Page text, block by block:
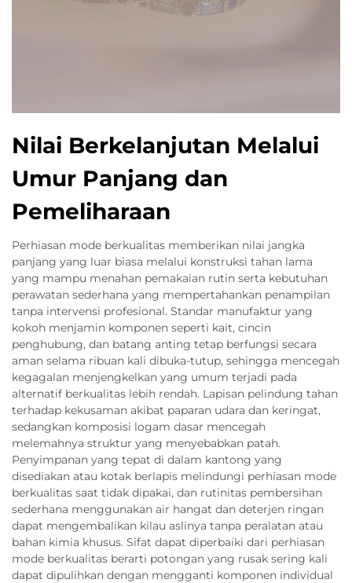
Nilai Berkelanjutan Melalui
Umur Panjang dan
Pemeliharaan
Perhiasan mode berkualitas memberikan nilai jangka
panjang yang luar biasa melalui konstruksi tahan lama
yang mampu menahan pemakaian rutin serta kebutuhan
perawatan sederhana yang mempertahankan penampilan
tanpa intervensi profesional. Standar manufaktur yang
kokoh menjamin komponen seperti kait, cincin
penghubung, dan batang anting tetap berfungsi secara
aman selama ribuan kali dibuka-tutup, sehingga mencegah
kegagalan menjengkelkan yang umum terjadi pada
alternatif berkualitas lebih rendah. Lapisan pelindung tahan
terhadap kekusaman akibat paparan udara dan keringat,
sedangkan komposisi logam dasar mencegah
melemahnya struktur yang menyebabkan patah.
Penyimpanan yang tepat di dalam kantong yang
disediakan atau kotak berlapis melindungi perhiasan mode
berkualitas saat tidak dipakai, dan rutinitas pembersihan
sederhana menggunakan air hangat dan deterjen ringan
dapat mengembalikan kilau aslinya tanpa peralatan atau
bahan kimia khusus. Sifat dapat diperbaiki dari perhiasan
mode berkualitas berarti potongan yang rusak sering kali
dapat dipulihkan dengan mengganti komponen individual